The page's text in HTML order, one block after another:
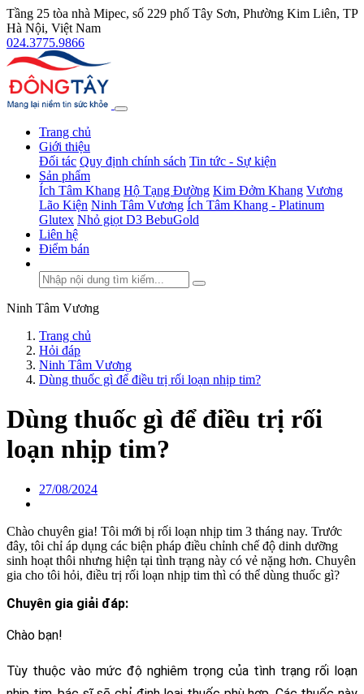
Tầng 25 tòa nhà Mipec, số 229 phố Tây Sơn, Phường Kim Liên, TP
Hà Nội, Việt Nam
024.3775.9866
Trang chủ
Giới thiệu
Đối tác Quy định chính sách Tin tức - Sự kiện
Sản phẩm
Ích Tâm Khang Hộ Tạng Đường Kim Đởm Khang Vương
Lão Kiện Ninh Tâm Vương Ích Tâm Khang - Platinum
Glutex Nhỏ giọt D3 BebuGold
Liên hệ
Điểm bán
Ninh Tâm Vương
Trang chủ
Hỏi đáp
Ninh Tâm Vương
Dùng thuốc gì để điều trị rối loạn nhịp tim?
Dùng thuốc gì để điều trị rối
loạn nhịp tim?
27/08/2024
Chào chuyên gia! Tôi mới bị rối loạn nhịp tim 3 tháng nay. Trước
đây, tôi chỉ áp dụng các biện pháp điều chỉnh chế độ dinh dưỡng
sinh hoạt thôi nhưng hiện tại tình trạng này có vẻ nặng hơn. Chuyên
gia cho tôi hỏi, điều trị rối loạn nhịp tim thì có thể dùng thuốc gì?
Chuyên gia giải đáp:
Chào bạn!
Tùy thuộc vào mức độ nghiêm trọng của tình trạng rối loạn